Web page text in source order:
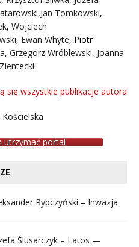
,Jan Tomkowski,
, Wojciech
, Ewan Whyte, Piotr
, Grzegorz Wróblewski, Joanna
się wszystkie publikacje autora
utrzymać portal
Rybczyński – Inwazja
Ślusarczyk – Latos —